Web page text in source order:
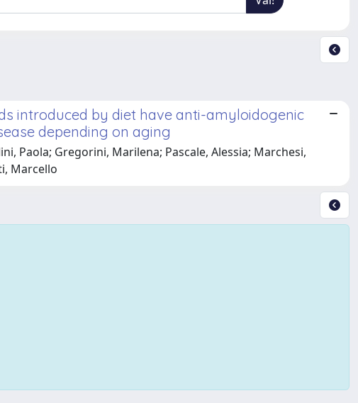
introduced by diet have anti-amyloidogenic
depending on aging
Paola; Gregorini, Marilena; Pascale, Alessia; Marchesi,
Marcello